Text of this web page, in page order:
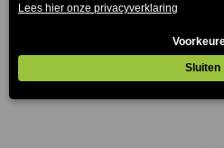
Matias Stoel
(Prijs